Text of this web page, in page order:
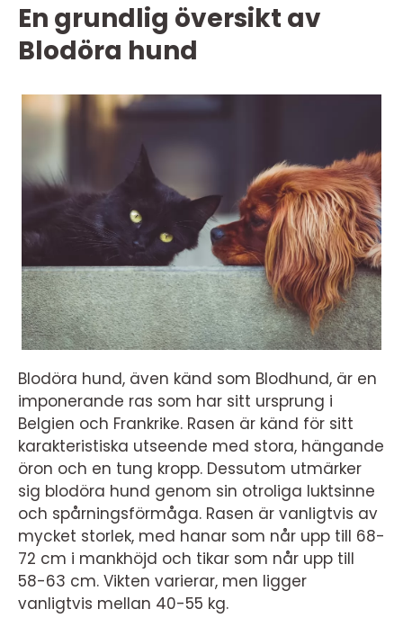
En grundlig översikt av
Blodöra hund
Blodöra hund, även känd som Blodhund, är en
imponerande ras som har sitt ursprung i
Belgien och Frankrike. Rasen är känd för sitt
karakteristiska utseende med stora, hängande
öron och en tung kropp. Dessutom utmärker
sig blodöra hund genom sin otroliga luktsinne
och spårningsförmåga. Rasen är vanligtvis av
mycket storlek, med hanar som når upp till 68-
72 cm i mankhöjd och tikar som når upp till
58-63 cm. Vikten varierar, men ligger
vanligtvis mellan 40-55 kg.